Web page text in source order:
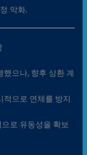
악화.
으나, 향후 상환 계
으로 연체를 방지
로 유동성을 확보